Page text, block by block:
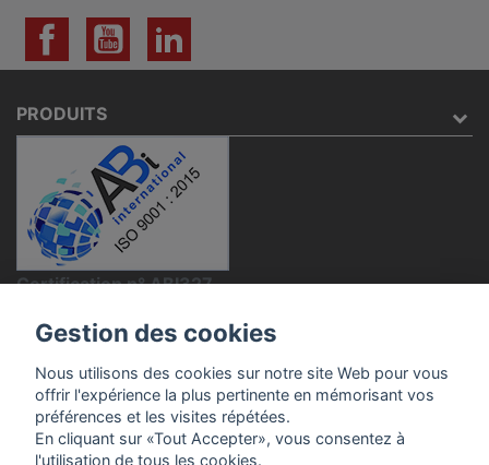
PRODUITS
Certification n° ABI327
NOTRE SOCIÉTÉ
VOTRE COMPTE
INFORMATIONS
Gestion des cookies
Nous utilisons des cookies sur notre site Web pour vous
offrir l'expérience la plus pertinente en mémorisant vos
préférences et les visites répétées.
En cliquant sur «Tout Accepter», vous consentez à
l'utilisation de tous les cookies.